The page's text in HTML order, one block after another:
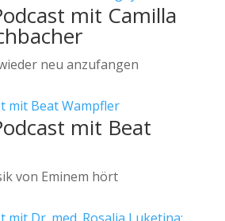
mit Camilla
neu anzufangen
mit Beat
von Eminem hört